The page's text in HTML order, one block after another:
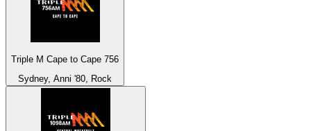
Triple M Cape to Cape 756
Sydney, Anni '80, Rock